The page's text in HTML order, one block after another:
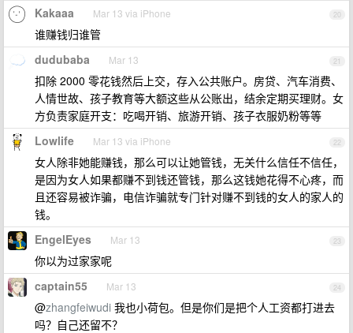
20
Kakaaa Mar 13 via iPhone
谁赚钱归谁管
21
dudubaba Mar 13
扣除 2000 零花钱然后上交，存入公共账户。房贷、汽车消费、
人情世故、孩子教育等大额这些从公账出，结余定期买理财。女
方负责家庭开支：吃喝开销、旅游开销、孩子衣服奶粉等等
22
Lowlife Mar 13 via iPhone
女人除非她能赚钱，那么可以让她管钱，无关什么信任不信任，
是因为女人如果都赚不到钱还管钱，那么这钱她花得不心疼，而
且还容易被诈骗，电信诈骗就专门针对赚不到钱的女人的家人的
钱。
23
EngelEyes Mar 13
你以为过家家呢
24
captain55 Mar 13
@zhangfeiwudi 我也小荷包。但是你们是把个人工资都打进去
吗？自己还留不？